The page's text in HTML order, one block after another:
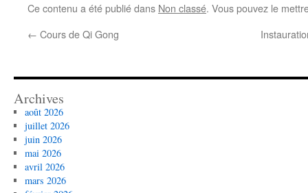
Ce contenu a été publié dans Non classé. Vous pouvez le
← Cours de Qi Gong
Archives
août 2026
juillet 2026
juin 2026
mai 2026
avril 2026
mars 2026